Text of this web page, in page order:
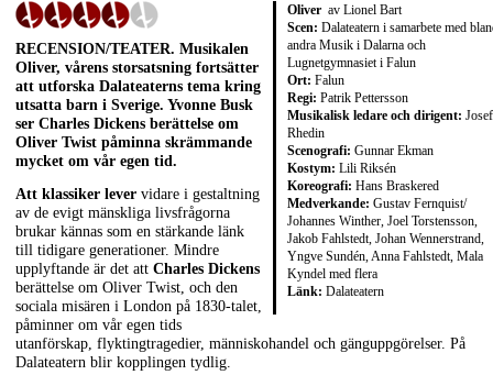
Oliver av Lionel Bart
Scen: Dalateatern i samarbete med
andra Musik i Dalarna och
Lugnetgymnasiet i Falun
Ort: Falun
Regi: Patrik Pettersson
Musikalisk ledare och dirigent: Josef
Rhedin
Scenografi: Gunnar Ekman
Kostym: Lili Riksén
Koreografi: Hans Braskered
Medverkande: Gustav Fernquist/
Johannes Winther, Joel Torstensson,
Jakob Fahlstedt, Johan Wennerstrand,
Yngve Sundén, Anna Fahlstedt, Mala
Kyndel med flera
Länk: Dalateatern
RECENSION/TEATER. Musikalen
Oliver, vårens storsatsning fortsätter
att utforska Dalateaterns tema kring
utsatta barn i Sverige. Yvonne Busk
ser Charles Dickens berättelse om
Oliver Twist påminna skrämmande
mycket om vår egen tid.
Att klassiker lever vidare i gestaltning
av de evigt mänskliga livsfrågorna
brukar kännas som en stärkande länk
till tidigare generationer. Mindre
upplyftande är det att Charles Dickens
berättelse om Oliver Twist, och den
sociala misären i London på 1830-talet,
påminner om vår egen tids
utanförskap, flyktingtragedier, människohandel och gänguppgörelser. På
Dalateatern blir kopplingen tydlig.